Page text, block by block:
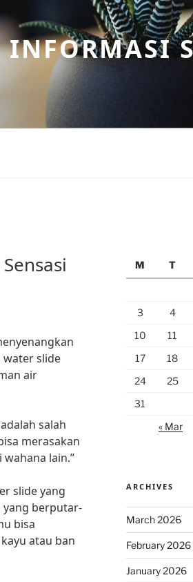
water slide
air
salah
merasakan
lain.”
slide yang
yang berputar-
bisa
atau ban
M
T
3
4
10
11
17
18
24
25
31
« Mar
ARCHIVES
March 2026
February 2026
January 2026